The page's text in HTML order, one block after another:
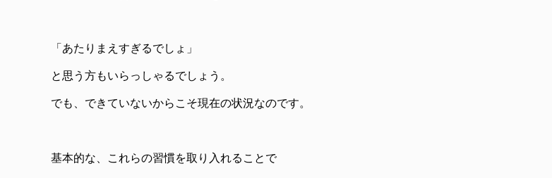
「あたりまえすぎるでしょ」
と思う方もいらっしゃるでしょう。
でも、できていないからこそ現在の状況なのです。
基本的な、これらの習慣を取り入れることで